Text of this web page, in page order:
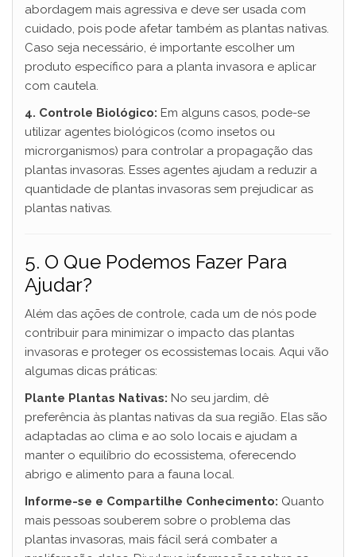
abordagem mais agressiva e deve ser usada com
cuidado, pois pode afetar também as plantas nativas.
Caso seja necessário, é importante escolher um
produto específico para a planta invasora e aplicar
com cautela.
4. Controle Biológico: Em alguns casos, pode-se
utilizar agentes biológicos (como insetos ou
microrganismos) para controlar a propagação das
plantas invasoras. Esses agentes ajudam a reduzir a
quantidade de plantas invasoras sem prejudicar as
plantas nativas.
5. O Que Podemos Fazer Para
Ajudar?
Além das ações de controle, cada um de nós pode
contribuir para minimizar o impacto das plantas
invasoras e proteger os ecossistemas locais. Aqui vão
algumas dicas práticas:
Plante Plantas Nativas: No seu jardim, dê
preferência às plantas nativas da sua região. Elas são
adaptadas ao clima e ao solo locais e ajudam a
manter o equilíbrio do ecossistema, oferecendo
abrigo e alimento para a fauna local.
Informe-se e Compartilhe Conhecimento: Quanto
mais pessoas souberem sobre o problema das
plantas invasoras, mais fácil será combater a